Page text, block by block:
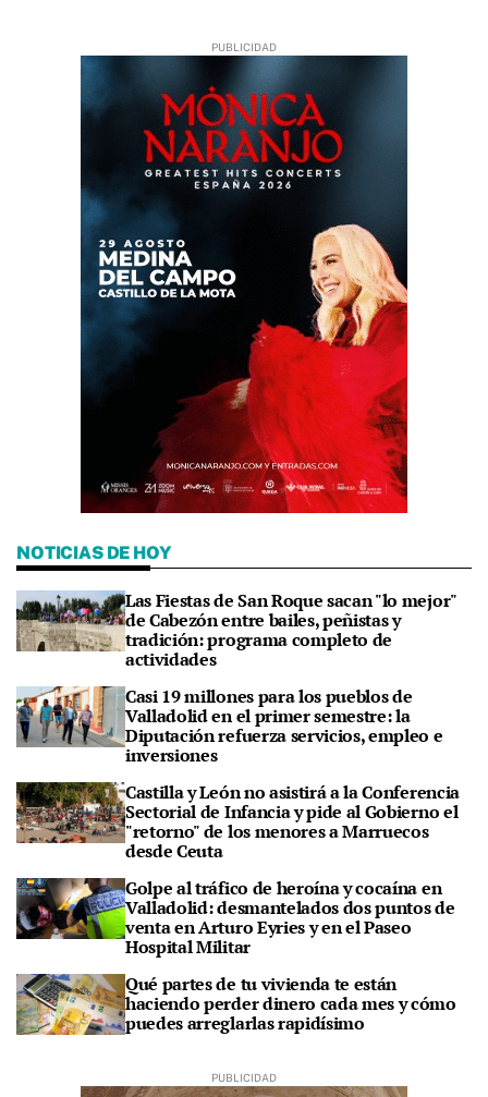
NOTICIAS DE HOY
Las Fiestas de San Roque sacan "lo mejor"
de Cabezón entre bailes, peñistas y
tradición: programa completo de
actividades
Casi 19 millones para los pueblos de
Valladolid en el primer semestre: la
Diputación refuerza servicios, empleo e
inversiones
Castilla y León no asistirá a la Conferencia
Sectorial de Infancia y pide al Gobierno el
"retorno" de los menores a Marruecos
desde Ceuta
Golpe al tráfico de heroína y cocaína en
Valladolid: desmantelados dos puntos de
venta en Arturo Eyries y en el Paseo
Hospital Militar
Qué partes de tu vivienda te están
haciendo perder dinero cada mes y cómo
puedes arreglarlas rapidísimo